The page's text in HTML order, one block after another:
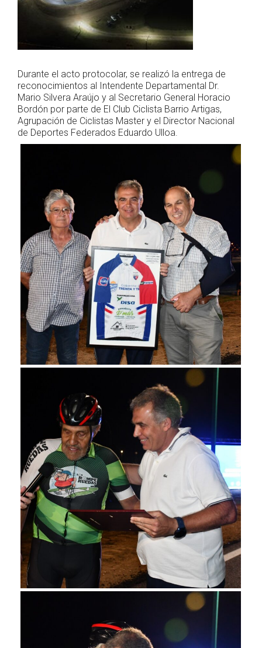
Durante el acto protocolar, se realizó la entrega de
reconocimientos al Intendente Departamental Dr.
Mario Silvera Araújo y al Secretario General Horacio
Bordón por parte de El Club Ciclista Barrio Artigas,
Agrupación de Ciclistas Master y el Director Nacional
de Deportes Federados Eduardo Ulloa.